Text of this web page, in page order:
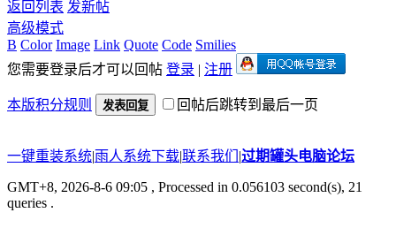
返回列表 发新帖
高级模式
B Color Image Link Quote Code Smilies
您需要登录后才可以回帖 登录 | 注册
本版积分规则 发表回复 回帖后跳转到最后一页
一键重装系统|雨人系统下载|联系我们 |过期罐头电脑论坛
GMT+8, 2026-8-6 09:05 , Processed in 0.056103 second(s), 21
queries .